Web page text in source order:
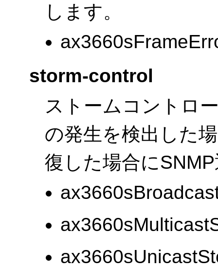
します。
storm-control
ストームコントロ
の発生を検出した
復した場合に